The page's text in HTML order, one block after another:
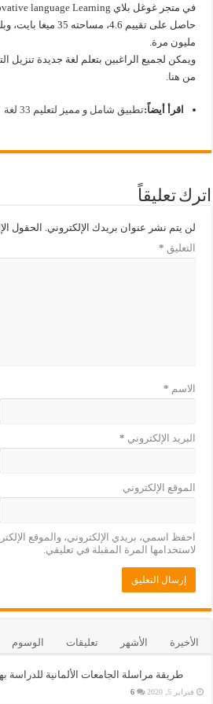
في متجر غوغل بلاي innovative language Learning يوجد تطبيق
حاصل على تقييم 4.6،
مليون مرة.
ويمكن لجميع الراغبين بتعلم لغة جديدة تنزيل
من هنا
اقرأ أيضاً:تطبيق شامل و مميز لتعليم 33 لغة
اترك تعليقاً
لن يتم نشر عنوان بريدك الإلكتروني. الحقول
التعليق *
الاسم *
البريد الإلكتروني *
الموقع الإلكتروني
احفظ اسمي، بريدي الإلكتروني، والموقع
لاستخدامها المرة المقبلة في تعليقي.
الأخيرة الأشهر تعليقات الوسوم
طريقة مراسلة الجامعات الألمانية للدراسة
فبراير 5, 2020 6